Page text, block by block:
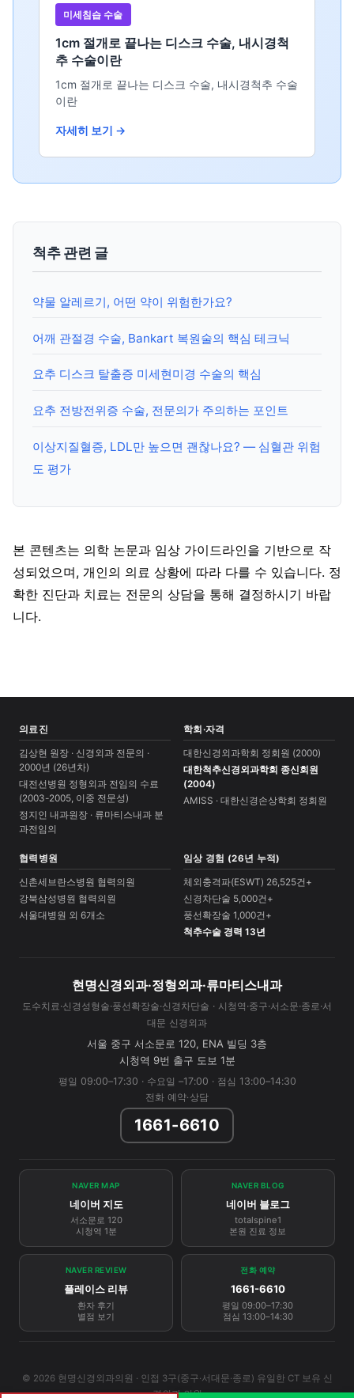
미세침습 수술
1cm 절개로 끝나는 디스크 수술, 내시경척
추 수술이란
1cm 절개로 끝나는 디스크 수술, 내시경척추 수술
이란
자세히 보기 →
척추 관련 글
약물 알레르기, 어떤 약이 위험한가요?
어깨 관절경 수술, Bankart 복원술의 핵심 테크닉
요추 디스크 탈출증 미세현미경 수술의 핵심
요추 전방전위증 수술, 전문의가 주의하는 포인트
이상지질혈증, LDL만 높으면 괜찮나요? — 심혈관 위험
도 평가
본 콘텐츠는 의학 논문과 임상 가이드라인을 기반으로 작
성되었으며, 개인의 의료 상황에 따라 다를 수 있습니다. 정
확한 진단과 치료는 전문의 상담을 통해 결정하시기 바랍
니다.
의료진
김상현 원장 · 신경외과 전문의 ·
2000년 (26년차)
대전선병원 정형외과 전임의 수료
(2003-2005, 이중 전문성)
정지인 내과원장 · 류마티스내과 분
과전임의
학회·자격
대한신경외과학회 정회원 (2000)
대한척추신경외과학회 종신회원
(2004)
AMISS · 대한신경손상학회 정회원
협력병원
신촌세브란스병원 협력의원
강북삼성병원 협력의원
서울대병원 외 6개소
임상 경험 (26년 누적)
체외충격파(ESWT) 26,525건+
신경차단술 5,000건+
풍선확장술 1,000건+
척추수술 경력 13년
현명신경외과·정형외과·류마티스내과
도수치료·신경성형술·풍선확장술·신경차단술 · 시청역·중구·서소문·종로·서
대문 신경외과
서울 중구 서소문로 120, ENA 빌딩 3층
시청역 9번 출구 도보 1분
평일 09:00–17:30 · 수요일 –17:00 · 점심 13:00–14:30
전화 예약·상담
1661-6610
NAVER MAP
네이버 지도
서소문로 120
시청역 1분
NAVER BLOG
네이버 블로그
totalspine1
본원 진료 정보
NAVER REVIEW
플레이스 리뷰
환자 후기
별점 보기
전화 예약
1661-6610
평일 09:00–17:30
점심 13:00–14:30
© 2026 현명신경외과의원 · 인접 3구(중구·서대문·종로) 유일한 CT 보유 신
경외과 의원